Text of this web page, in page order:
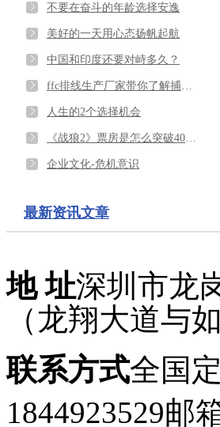
不要在奋斗的年龄选择安逸
美好的一天用心态扬帆起航
中国和印度还要对峙多久？
ffc排线生产厂家带你了解捕鸟说
人生的2个选择机会
《战狼2》票房是怎么突破40余亿的呢？
企业文化-危机意识
最新资讯文章
地 址深圳市龙
（龙翔大道与
联系方式全国
1844923529邮